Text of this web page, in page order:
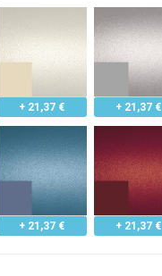
+ 21,37 € + 21,37 €
+ 21,37 € + 21,37 €